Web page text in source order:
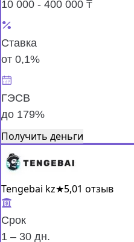
10 000 - 400 000 ₸
Ставка
от 0,1%
ГЭСВ
до 179%
Получить деньги
Tengebai kz★5,01 отзыв
Срок
1 – 30 дн.